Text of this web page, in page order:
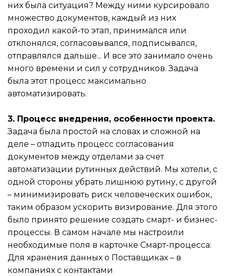
них была ситуация? Между ними курсировало
множество документов, каждый из них
проходил какой-то этап, принимался или
отклонялся, согласовывался, подписывался,
отправлялся дальше... И все это занимало очень
много времени и сил у сотрудников. Задача
была этот процесс максимально
автоматизировать.
3. Процесс внедрения, особенности проекта.
Задача была простой на словах и сложной на
деле – отладить процесс согласования
документов между отделами за счет
автоматизации рутинных действий. Мы хотели, с
одной стороны убрать лишнюю рутину, с другой
– минимизировать риск человеческих ошибок,
таким образом ускорить визирование. Для этого
было принято решение создать смарт- и бизнес-
процессы. В самом начале мы настроили
необходимые поля в карточке Смарт-процесса:
Для хранения данных о Поставщиках – в
компаниях с контактами